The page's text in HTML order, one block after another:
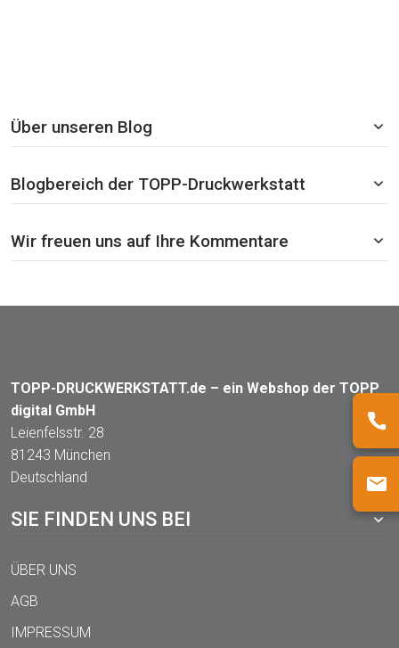
Über unseren Blog
Blogbereich der TOPP-Druckwerkstatt
Wir freuen uns auf Ihre Kommentare
TOPP-DRUCKWERKSTATT.de – ein Webshop der TOPP
digital GmbH
Leienfelsstr. 28
81243 München
Deutschland
SIE FINDEN UNS BEI
ÜBER UNS
AGB
IMPRESSUM